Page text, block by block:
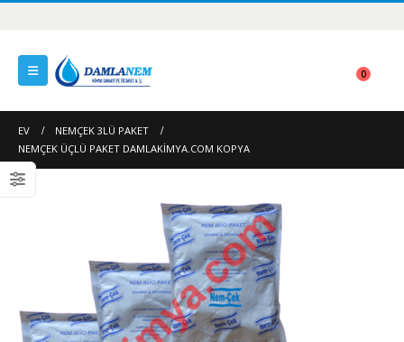
0
EV
NEMÇEK 3LÜ PAKET
NEMÇEK ÜÇLÜ PAKET DAMLAKIMYA.COM KOPYA